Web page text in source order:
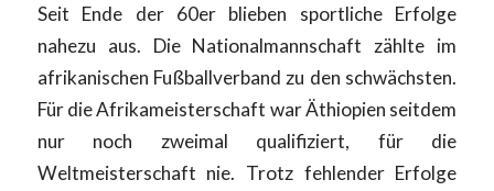
Seit Ende der 60er blieben sportliche Erfolge
nahezu aus. Die Nationalmannschaft zählte im
afrikanischen Fußballverband zu den schwächsten.
Für die Afrikameisterschaft war Äthiopien seitdem
nur noch zweimal qualifiziert, für die
Weltmeisterschaft nie. Trotz fehlender Erfolge